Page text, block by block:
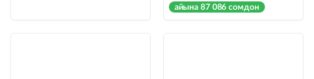
айына 87 086 сомдон